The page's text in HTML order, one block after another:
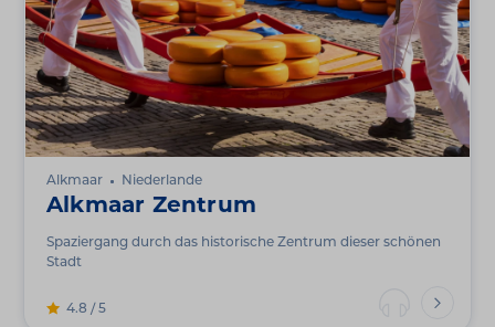
Alkmaar Niederlande
Alkmaar Zentrum
Spaziergang durch das historische Zentrum dieser schönen
Stadt
4.8 / 5